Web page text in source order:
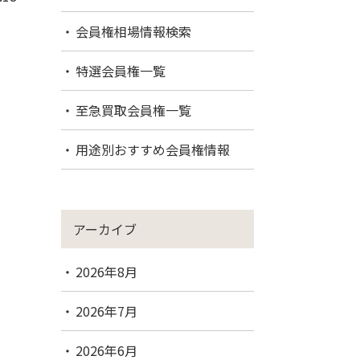
会員権相場情報検索
特選会員権一覧
至急買取会員権一覧
用途別おすすめ会員権情報
アーカイブ
2026年8月
2026年7月
2026年6月